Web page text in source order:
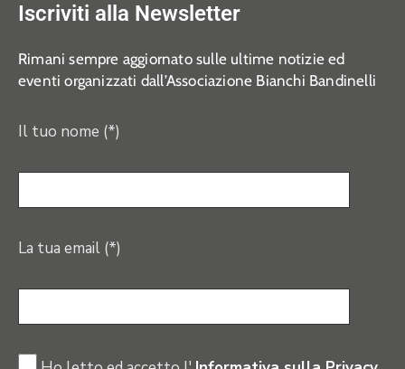
Iscriviti alla Newsletter
Rimani sempre aggiornato sulle ultime notizie ed
eventi organizzati dall’Associazione Bianchi Bandinelli
Il tuo nome (*)
La tua email (*)